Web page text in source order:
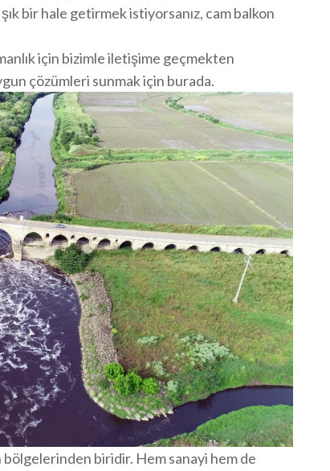
bir hale getirmek istiyorsanız, cam balkon
için bizimle iletişime geçmekten
çözümleri sunmak için burada.
biridir. Hem sanayi hem de